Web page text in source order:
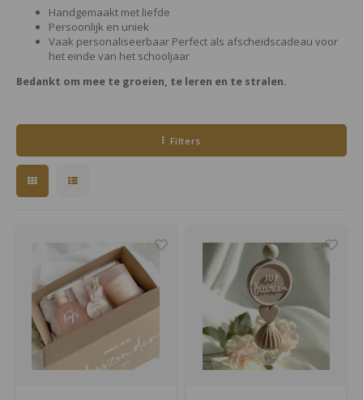
Handgemaakt met liefde
Persoonlijk en uniek
Vaak personaliseerbaar Perfect als afscheidscadeau voor
het einde van het schooljaar
Bedankt om mee te groeien, te leren en te stralen.
Filters